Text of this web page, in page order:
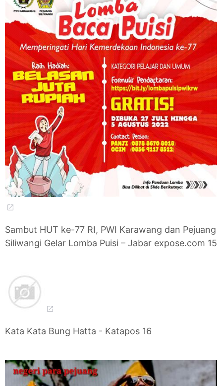
Sambut HUT ke-77 RI, PWI Karawang dan Pejuang
Siliwangi Gelar Lomba Puisi – Jabar expose.com 15
Kata Kata Bung Hatta - Katapos 16